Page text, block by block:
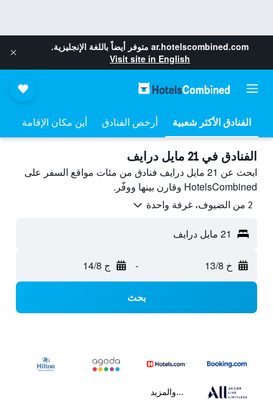
ar.hotelscombined.com متوفر أيضاً باللغة الإنجليزية.
Visit site in English
أرخص الفنادق أين مكان الإقامة
الفنادق في 21 مايل درايف
ابحث عن 21 مايل درايف فنادق من مئات مواقع السفر على
HotelsCombined وقارن بينها ووفّر.
2 من الضيوف، غرفة واحدة
21 مايل درايف
خ 13/8 - ج 14/8
بحث
...والمزيد